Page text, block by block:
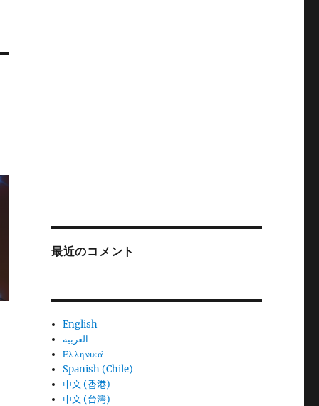
最近のコメント
English
العربية
Ελληνικά
Spanish (Chile)
中文 (香港)
中文 (台灣)